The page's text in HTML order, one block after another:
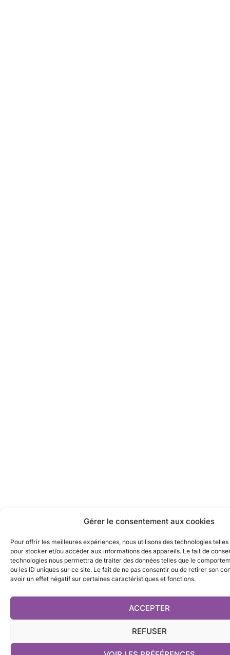
Gérer le consentement aux cookies
Pour offrir les meilleures expériences, nous utilisons des technologies
pour stocker et/ou accéder aux informations des appareils. Le fait de
technologies nous permettra de traiter des données telles que le
ou les ID uniques sur ce site. Le fait de ne pas consentir ou de retirer son
avoir un effet négatif sur certaines caractéristiques et fonctions.
ACCEPTER
REFUSER